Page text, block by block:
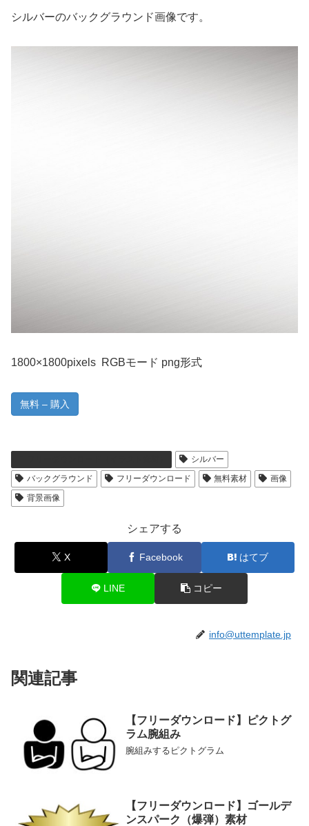
シルバーのバックグラウンド画像です。
1800×1800pixels RGBモード png形式
無料 – 購入
シルバー
バックグラウンド
フリーダウンロード 無料素材
画像
背景画像
シェアする
X Facebook はてブ
LINE コピー
info@uttemplate.jp
関連記事
【フリーダウンロード】ピクトグ
ラム腕組み
腕組みするピクトグラム
【フリーダウンロード】ゴールデ
ンスパーク（爆弾）素材